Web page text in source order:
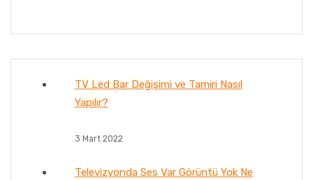
TV Led Bar Değişimi ve Tamiri Nasıl
Yapılır?
3 Mart 2022
Televizyonda Ses Var Görüntü Yok Ne